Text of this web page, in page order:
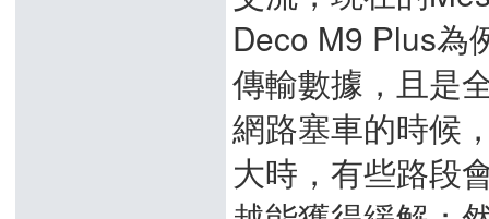
Deco M9 Plus為
傳輸數據，且是
網路塞車的時候
大時，有些路段